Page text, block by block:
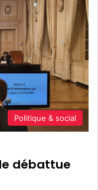
Politique & social
débattue